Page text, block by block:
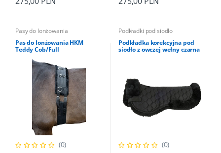
Pasy do lonżowania
Pas do lonżowania HKM
Teddy Cob/Full
(0)
Podkładki pod siodło
Podkładka korekcyjna pod
siodło z owczej wełny czarna
(0)